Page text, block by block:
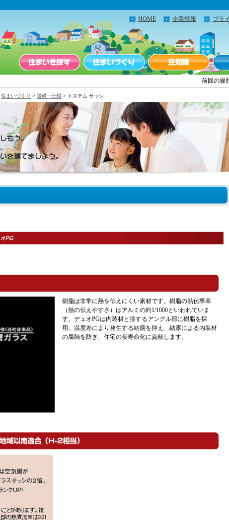
HOME 企業情報 プラ
前回の履
住まいづくり > 設備・仕様 > トステム サッシ
樹脂は非常に熱を伝えにくい素材です。樹脂の熱伝導率
（熱の伝えやすさ）はアルミの約1/1000といわれていま
す。デュオPGは内装材と接するアングル部に樹脂を採
用。温度差により発生する結露を抑え、結露による内装材
の腐蝕を防ぎ、住宅の長寿命化に貢献します。